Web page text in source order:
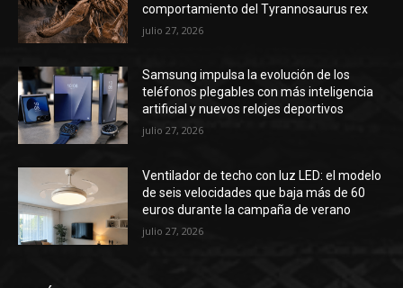
comportamiento del Tyrannosaurus rex
julio 27, 2026
Samsung impulsa la evolución de los
teléfonos plegables con más inteligencia
artificial y nuevos relojes deportivos
julio 27, 2026
Ventilador de techo con luz LED: el modelo
de seis velocidades que baja más de 60
euros durante la campaña de verano
julio 27, 2026